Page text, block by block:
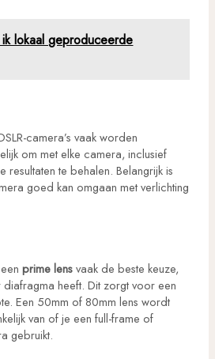
lokaal geproduceerde
camera’s vaak worden
om met elke camera, inclusief
resultaten te behalen. Belangrijk is
goed kan omgaan met verlichting
prime lensvaak de beste keuze,
heeft. Dit zorgt voor een
Een 50mm of 80mm lens wordt
van of je een full-frame of
gebruikt.